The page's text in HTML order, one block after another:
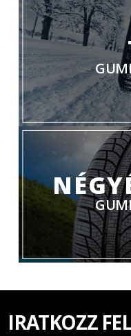
IRATKOZZ